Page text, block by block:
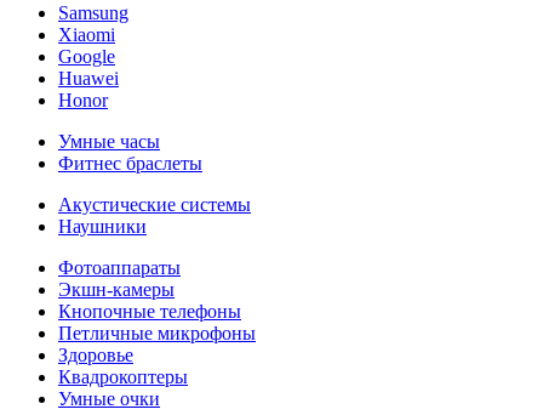
Samsung
Xiaomi
Google
Huawei
Honor
Умные часы
Фитнес браслеты
Акустические системы
Наушники
Фотоаппараты
Экшн-камеры
Кнопочные телефоны
Петличные микрофоны
Здоровье
Квадрокоптеры
Умные очки